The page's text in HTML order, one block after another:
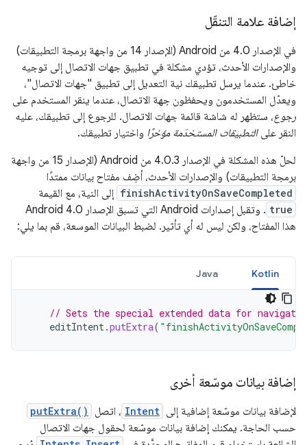
إضافة علامة التنقّل
في الإصدار 4.0 من Android (الإصدار 14 من واجهة برمجة التطبيقات)
والإصدارات الأحدث، تؤدي مشكلة في تطبيق جهات الاتصال إلى توجيه
خاطئ. عندما يرسل تطبيقك نية التعديل إلى تطبيق "جهات الاتصال"،
ويعدّل المستخدمون ويحفظون جهة الاتصال، عندما ينقر المستخدم على
رجوع، ستظهر له شاشة قائمة جهات الاتصال. للرجوع إلى تطبيقك، عليه
النقر علىالتطبيقات المستخدَمة مؤخرًا واختيار تطبيقك.
لحلّ هذه المشكلة في الإصدار 4.0.3 من Android (الإصدار 15 من واجهة
برمجة التطبيقات) والإصدارات الأحدث، أضِف مفتاح بيانات ممتدًا
finishActivityOnSaveCompleted إلى النية، مع القيمة
true
. وتقبل إصدارات Android التي تسبق الإصدار Android 4.0
هذا المفتاح، ولكن ليس له أي تأثير. لضبط البيانات الموسعة، قم بما يلي:
Kotlin
Java
// Sets the special extended data for
editIntent.putExtra(
إضافة بيانات موسّعة أخرى
لإضافة بيانات موسّعة إضافية إلى Intent ، اتصل putExtra()
حسب الحاجة. يمكنك إضافة بيانات موسّعة لحقول جهات الاتصال